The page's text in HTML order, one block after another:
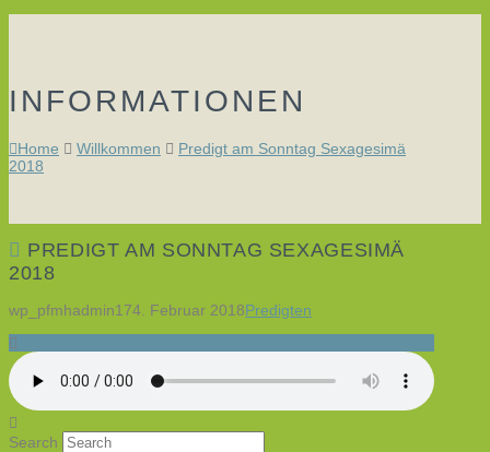
INFORMATIONEN
Home Willkommen
Predigt am Sonntag Sexagesimä
2018
PREDIGT AM SONNTAG SEXAGESIMÄ
2018
wp_pfmhadmin174. Februar 2018Predigten
Search